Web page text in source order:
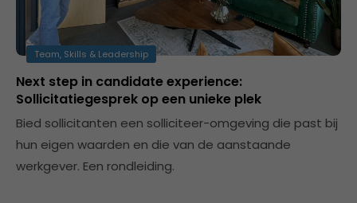
Team, Skills & Leadership
Next step in candidate experience:
Sollicitatiegesprek op een unieke plek
Bied sollicitanten een solliciteer-omgeving die past bij
hun eigen waarden en die van de aanstaande
werkgever. Een rondleiding.